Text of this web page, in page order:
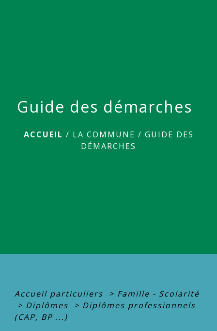
Guide des démarches
ACCUEIL / LA COMMUNE / GUIDE DES
DÉMARCHES
Accueil particuliers > Famille - Scolarité
> Diplômes > Diplômes professionnels
(CAP, BP ...)